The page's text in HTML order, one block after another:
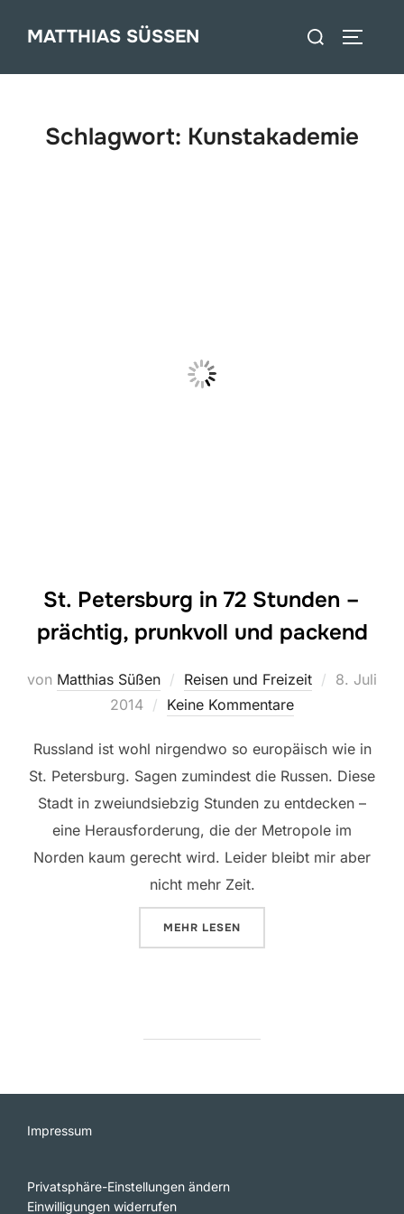
InhaltMATTHIAS SÜSSEN
Suchen
Schlagwort: Kunstakademie
St. Petersburg in 72 Stunden –
prächtig, prunkvoll und packend
von Matthias Süßen Reisen und Freizeit
8. Juli
2014
Keine Kommentare
Russland ist wohl nirgendwo so europäisch wie in
St. Petersburg. Sagen zumindest die Russen. Diese
Stadt in zweiundsiebzig Stunden zu entdecken –
eine Herausforderung, die der Metropole im
Norden kaum gerecht wird. Leider bleibt mir aber
nicht mehr Zeit.
MEHR ÜBER „ST. PETERSBURG IN 72
LESEN
Impressum
Privatsphäre-Einstellungen ändern
Einwilligungen widerrufen